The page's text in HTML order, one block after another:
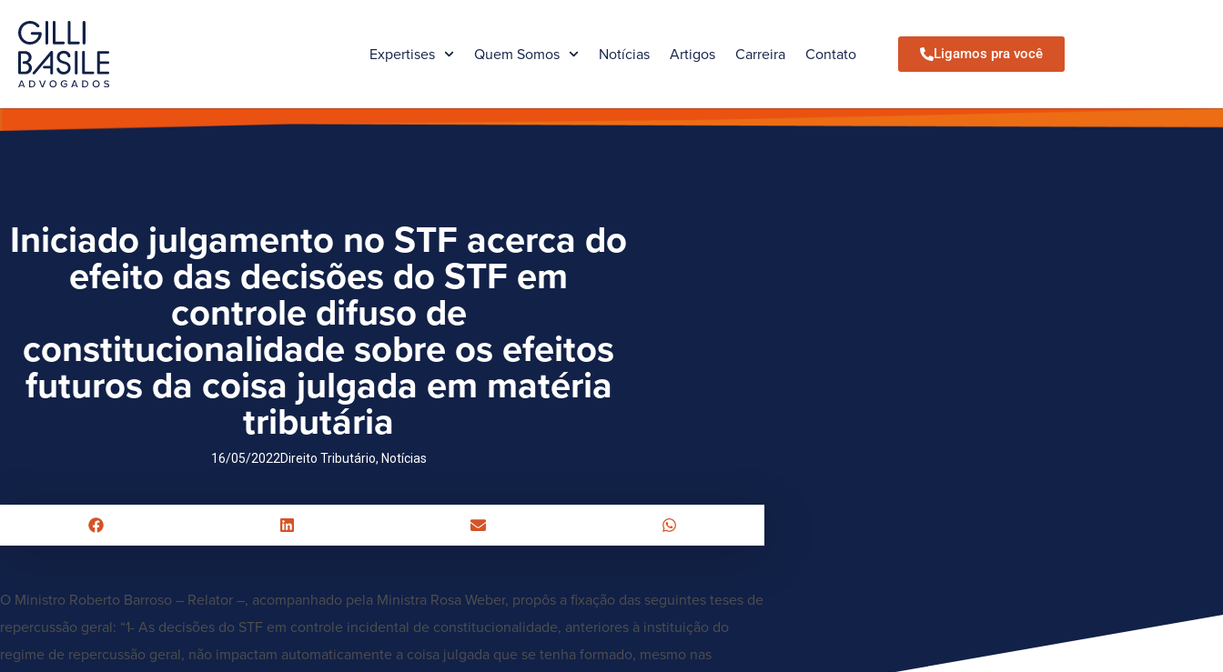
Expertises Quem Somos Notícias Artigos Carreira Contato Ligamos pra você
Iniciado julgamento no STF acerca do
efeito das decisões do STF em
controle difuso de
constitucionalidade sobre os efeitos
futuros da coisa julgada em matéria
tributária
16/05/2022Direito Tributário, Notícias
O Ministro Roberto Barroso – Relator –, acompanhado pela Ministra Rosa Weber, propôs a fixação das seguintes teses de
repercussão geral: “1- As decisões do STF em controle incidental de constitucionalidade, anteriores à instituição do
regime de repercussão geral, não impactam automaticamente a coisa julgada que se tenha formado, mesmo nas